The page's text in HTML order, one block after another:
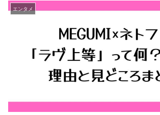
エンタメ